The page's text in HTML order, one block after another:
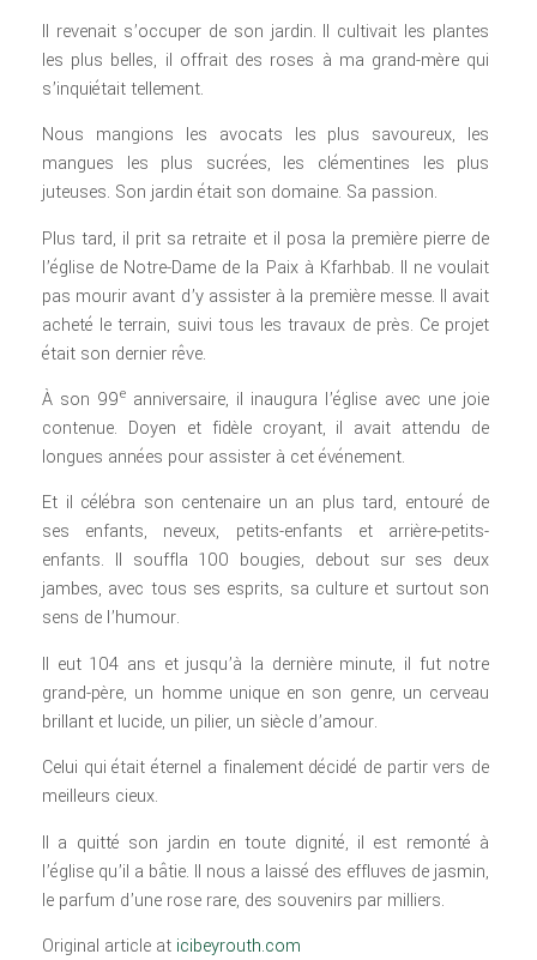
Il revenait s’occuper de son jardin. Il cultivait les plantes
les plus belles, il offrait des roses à ma grand-mère qui
s’inquiétait tellement.
Nous mangions les avocats les plus savoureux, les
mangues les plus sucrées, les clémentines les plus
juteuses. Son jardin était son domaine. Sa passion.
Plus tard, il prit sa retraite et il posa la première pierre de
l’église de Notre-Dame de la Paix à Kfarhbab. Il ne voulait
pas mourir avant d’y assister à la première messe. Il avait
acheté le terrain, suivi tous les travaux de près. Ce projet
était son dernier rêve.
À son 99eanniversaire, il inaugura l’église avec une joie
contenue. Doyen et fidèle croyant, il avait attendu de
longues années pour assister à cet événement.
Et il célébra son centenaire un an plus tard, entouré de
ses enfants, neveux, petits-enfants et arrière-petits-
enfants. Il souffla 100 bougies, debout sur ses deux
jambes, avec tous ses esprits, sa culture et surtout son
sens de l’humour.
Il eut 104 ans et jusqu’à la dernière minute, il fut notre
grand-père, un homme unique en son genre, un cerveau
brillant et lucide, un pilier, un siècle d’amour.
Celui qui était éternel a finalement décidé de partir vers de
meilleurs cieux.
Il a quitté son jardin en toute dignité, il est remonté à
l’église qu’il a bâtie. Il nous a laissé des effluves de jasmin,
le parfum d’une rose rare, des souvenirs par milliers.
Original article at icibeyrouth.com